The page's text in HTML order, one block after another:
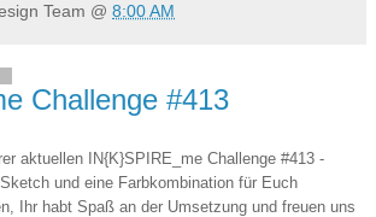
Team @ 8:00 AM
Challenge #413
aktuellen IN{K}SPIRE_me Challenge #413 -
und eine Farbkombination für Euch
Ihr habt Spaß an der Umsetzung und freuen uns